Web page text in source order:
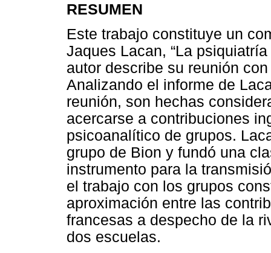
RESUMEN
Este trabajo constituye un
Jaques Lacan, “La
autor describe su reunión
Analizando el informe de
reunión, son hechas
acercarse a contribuciones
psicoanalítico de grupos.
grupo de Bion y fundó una
instrumento para la
el trabajo con los grupos
aproximación entre las
francesas a despecho de la
dos escuelas.